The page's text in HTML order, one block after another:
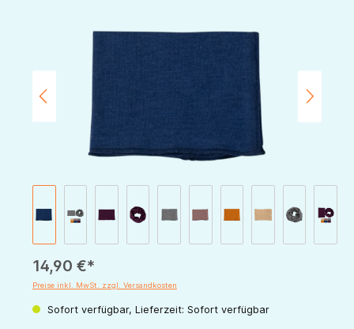
14,90 €*
Preise inkl. MwSt. zzgl. Versandkosten
Sofort verfügbar, Lieferzeit: Sofort verfügbar